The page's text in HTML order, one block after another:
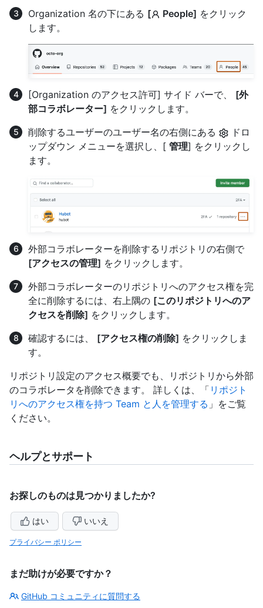
Organization 名の下にある [ People] をクリック
します。
[Organization のアクセス許可] サイド バーで、 [外
部コラボレーター] をクリックします。
削除するユーザーのユーザー名の右側にある
ドロ
ップダウン メニューを選択し、[ 管理] をクリックし
ます。
外部コラボレーターを削除するリポジトリの右側で
[アクセスの管理] をクリックします。
外部コラボレーターのリポジトリへのアクセス権を完
全に削除するには、右上隅の [このリポジトリへのア
クセスを削除] をクリックします。
確認するには、 [アクセス権の削除] をクリックしま
す。
リポジトリ設定のアクセス概要でも、リポジトリから外部
のコラボレータを削除できます。 詳しくは、「 リポジト
リへのアクセス権を持つ Team と人を管理する 」をご覧
ください。
ヘルプとサポート
お探しのものは見つかりましたか?
はい いいえ
プライバシー ポリシー
まだ助けが必要ですか？
GitHub コミュニティに質問する